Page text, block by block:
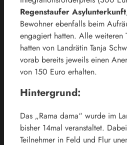
Regenstaufer Asylunterkunft
Bewohner ebenfalls beim
engagiert hatten. Alle weiteren
hatten von Landrätin Tanja
vorab bereits jeweils einen
von 150 Euro erhalten.
Hintergrund:
Das „Rama dama“ wurde im
bisher 14mal veranstaltet.
Teilnehmer in Feld und Flur